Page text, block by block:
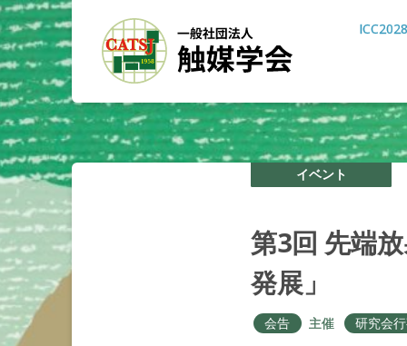
イベント
第3回 先端
発展」
会告 主催 研究会